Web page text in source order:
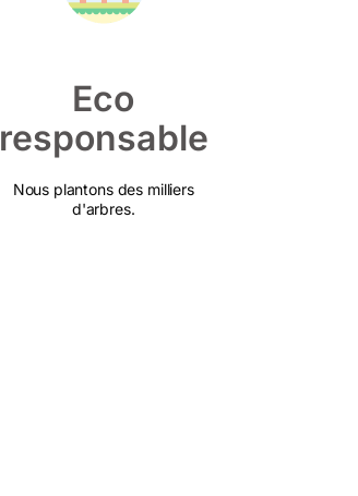
Eco
responsable
Nous plantons des milliers
d'arbres.